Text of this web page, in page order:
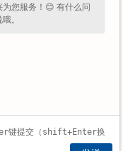
保提梁机长期稳
上一条：冶金电动葫芦耐高温设计：应对冶金车间高温环境的技术方案
您服务！😊 有什么问
。